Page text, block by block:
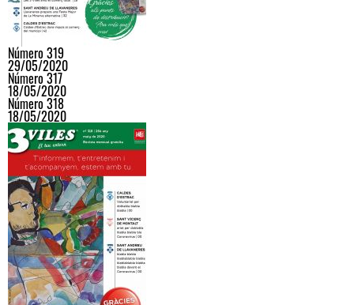
Número 319
29/05/2020
Número 317
18/05/2020
Número 318
18/05/2020